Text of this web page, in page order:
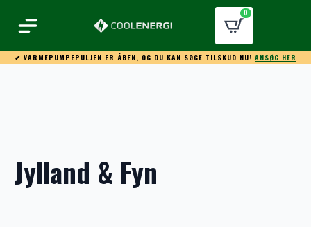
0
✔ VARMEPUMPEPULJEN ER ÅBEN, OG DU KAN SØGE TILSKUD NU! ANSØG HER
Jylland & Fyn